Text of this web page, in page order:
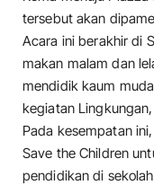
tersebut akan
Acara ini berakhir di
makan malam dan
mendidik kaum
kegiatan Lingkungan,
Pada kesempatan
Save the Children
pendidikan di